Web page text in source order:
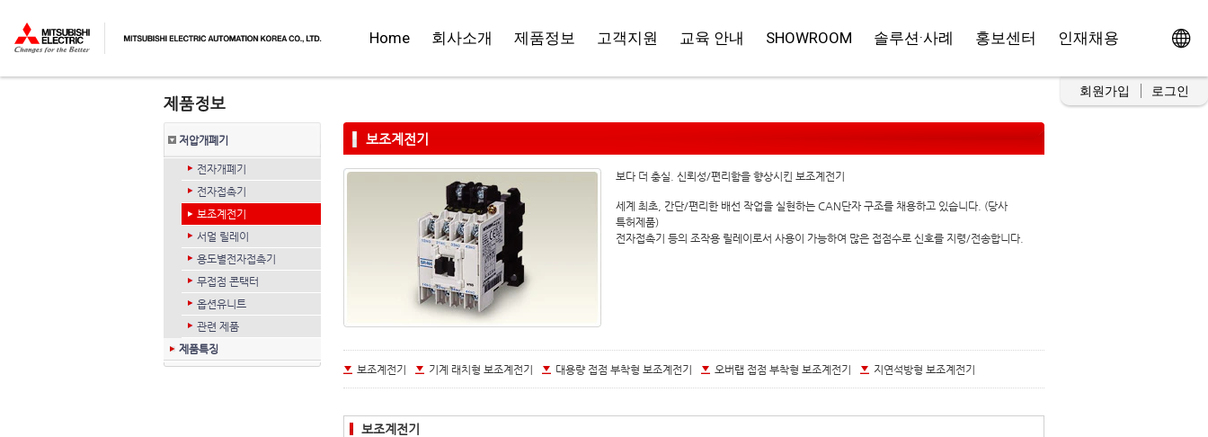
Home 회사소개 제품정보 고객지원 교육 안내 SHOWROOM 솔루션·사례 홍보센터 인재채용
회원가입 로그인
저압개폐기
전자개폐기
전자접촉기
보조계전기
서멀 릴레이
용도별전자접촉기
무접점 콘택터
옵션유니트
관련 제품
제품특징
보조계전기
보다 더 충실. 신뢰성/편리함을 향상시킨 보조계전기
세계 최초, 간단/편리한 배선 작업을 실현하는 CAN단자 구조를 채용하고 있습니다. (당사
특허제품)
전자접촉기 등의 조작용 릴레이로서 사용이 가능하여 많은 접점수로 신호를 지령/전송합니다.
보조계전기 기계 래치형 보조계전기 대용량 접점 부착형 보조계전기 오버랩 접점 부착형 보조계전기 지연석방형 보조계전기
보조계전기